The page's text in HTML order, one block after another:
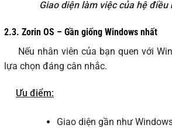
Giao diện làm việc của hệ điều
2.3. Zorin OS – Gần giống Windows nhất
Nếu nhân viên của bạn quen với
lựa chọn đáng cân nhắc.
Ưu điểm:
Giao diện gần như